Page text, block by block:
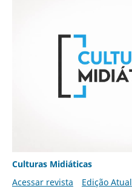
Culturas Midiáticas
Acessar revista
Edição Atual